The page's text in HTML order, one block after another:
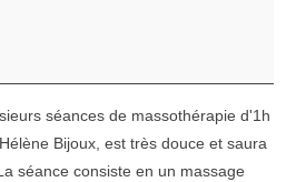
séances de massothérapie d'1h
Bijoux, est très douce et saura
séance consiste en un massage